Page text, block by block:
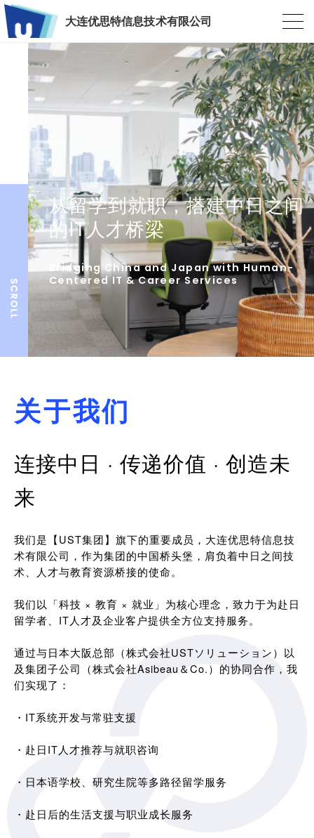
大连优思特信息技术有限公司
从留学到就职，搭建中日之间
的IT人才桥梁
Bridging China and Japan with Human-
Centered IT & Career Services
关于我们
连接中日 · 传递价值 · 创造未
来
我们是【UST集团】旗下的重要成员，大连优思特信息技
术有限公司，作为集团的中国桥头堡，肩负着中日之间技
术、人才与教育资源桥接的使命。
我们以「科技 × 教育 × 就业」为核心理念，致力于为赴日
留学者、IT人才及企业客户提供全方位支持服务。
通过与日本大阪总部（株式会社USTソリューション）以
及集团子公司（株式会社Asibeau＆Co.）的协同合作，我
们实现了：
・IT系统开发与常驻支援
・赴日IT人才推荐与就职咨询
・日本语学校、研究生院等多路径留学服务
・赴日后的生活支援与职业成长服务